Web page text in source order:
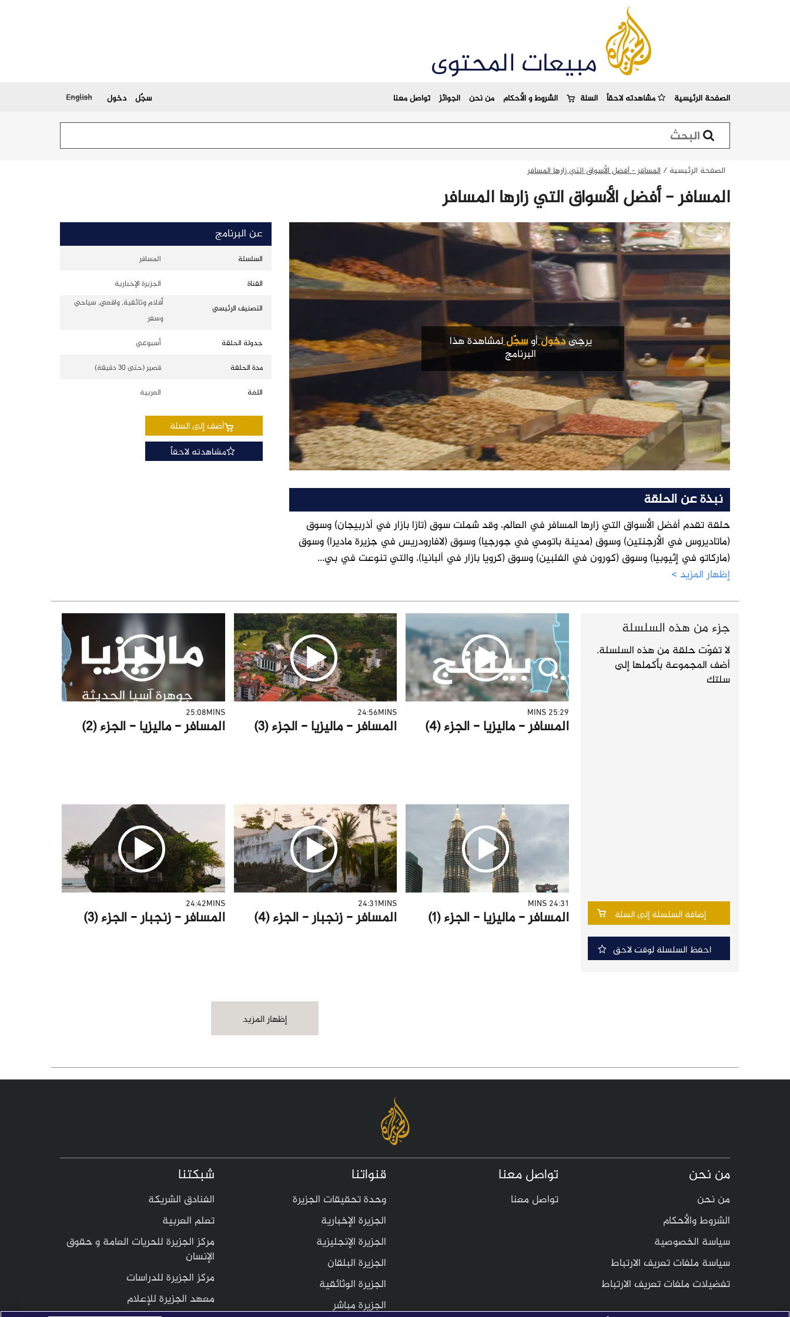
مبيعات المحتوى
الصفحة الرئيسية مشاهدته لاحقاً السلة الشروط و الأحكام من نحن الجوائز تواصل معنا سجّل دخول English
استمارة البحث
الصفحة الرئيسية / المسافر - أفضل الأسواق التي زارها المسافر
المسافر - أفضل الأسواق التي زارها المسافر
يرجىدخولأوسجّللمشاهدة هذا
البرنامج
نبذة عن الحلقة
حلقة تقدم أفضل الأسواق التي زارها المسافر في العالم، وقد شملت سوق (تازا بازار في أذربيجان) وسوق
(ماتاديروس في الأرجنتين) وسوق (مدينة باتومي في جورجيا) وسوق (لافارودريس في جزيرة ماديرا) وسوق
(ماركاتو في إثيوبيا) وسوق (كورون في الفلبين) وسوق (كرويا بازار في ألبانيا)، والتي تنوعت في بي...
إظهار المزيد >
عن البرنامج
السلسلة
المسافر
القناة
الجزيرة الإخبارية
التصنيف الرئيسي
أفلام وثائقية, واقعي, سياحي
وسفر
جدولة الحلقة
أسبوعي
مدة الحلقة
قصير (حتى 30 دقيقة)
اللغة
العربية
أضف إلى السلة
مشاهدته لاحقاً
جزء من هذه السلسلة
لا تفوّت حلقة من هذه السلسلة.
أضف المجموعة بأكملها إلى
سلتك
إضافة السلسلة إلى السلة
احفظ السلسلة لوقت لاحق
25:29 MINS
المسافر - ماليزيا - الجزء (4)
24:56MINS
المسافر - ماليزيا - الجزء (3)
25:08MINS
المسافر - ماليزيا - الجزء (2)
24:31 MINS
المسافر - ماليزيا - الجزء (1)
24:31MINS
المسافر - زنجبار - الجزء (4)
24:42MINS
المسافر - زنجبار - الجزء (3)
إظهار المزيد
من نحن
من نحن
الشروط والأحكام
سياسة الخصوصية
سياسة ملفات تعريف الارتباط
تفضيلات ملفات تعريف الارتباط
تواصل معنا
تواصل معنا
قنواتنا
وحدة تحقيقات الجزيرة
الجزيرة الإخبارية
الجزيرة الإنجليزية
الجزيرة البلقان
الجزيرة الوثائقية
الجزيرة مباشر
شبكتنا
الفنادق الشريكة
تعلم العربية
مركز الجزيرة للحريات العامة و حقوق
الإنسان
مركز الجزيرة للدراسات
معهد الجزيرة للإعلام